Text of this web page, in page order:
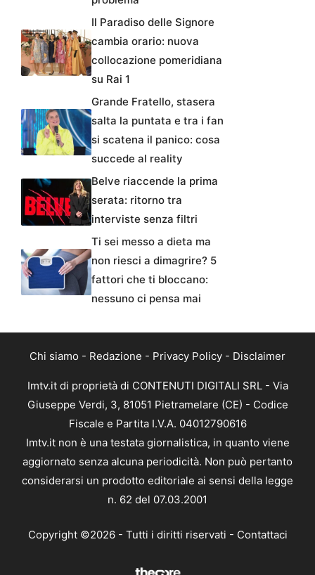
Il Paradiso delle Signore
cambia orario: nuova
collocazione pomeridiana
su Rai 1
Grande Fratello, stasera
salta la puntata e tra i fan
si scatena il panico: cosa
succede al reality
Belve riaccende la prima
serata: ritorno tra
interviste senza filtri
Ti sei messo a dieta ma
non riesci a dimagrire? 5
fattori che ti bloccano:
nessuno ci pensa mai
Chi siamo - Redazione - Privacy Policy - Disclaimer
Imtv.it di proprietà di CONTENUTI DIGITALI SRL - Via
Giuseppe Verdi, 3, 81051 Pietramelare (CE) - Codice
Fiscale e Partita I.V.A. 04012790616
Imtv.it non è una testata giornalistica, in quanto viene
aggiornato senza alcuna periodicità. Non può pertanto
considerarsi un prodotto editoriale ai sensi della legge
n. 62 del 07.03.2001
Copyright ©2026 - Tutti i diritti riservati - Contattaci